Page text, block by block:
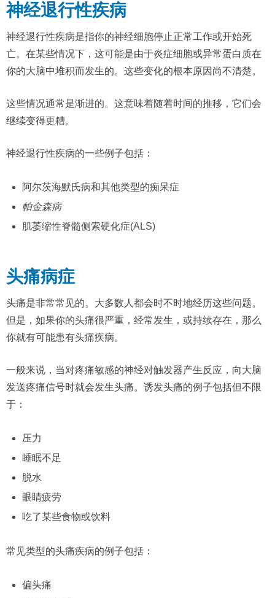
神经退行性疾病
神经退行性疾病是指你的神经细胞停止正常工作或开始死
亡。在某些情况下，这可能是由于炎症细胞或异常蛋白质在
你的大脑中堆积而发生的。这些变化的根本原因尚不清楚。
这些情况通常是渐进的。这意味着随着时间的推移，它们会
继续变得更糟。
神经退行性疾病的一些例子包括：
阿尔茨海默氏病和其他类型的痴呆症
帕金森病
肌萎缩性脊髓侧索硬化症(ALS)
头痛病症
头痛是非常常见的。大多数人都会时不时地经历这些问题。
但是，如果你的头痛很严重，经常发生，或持续存在，那么
你就有可能患有头痛疾病。
一般来说，当对疼痛敏感的神经对触发器产生反应，向大脑
发送疼痛信号时就会发生头痛。诱发头痛的例子包括但不限
于：
压力
睡眠不足
脱水
眼睛疲劳
吃了某些食物或饮料
常见类型的头痛疾病的例子包括：
偏头痛